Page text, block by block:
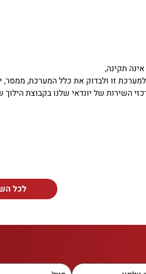
תקינה,
זו ולבדוק את כלל המערכת, ממסר,
השירות של יונדאי שלנו בקבוצת הילוך
לכל